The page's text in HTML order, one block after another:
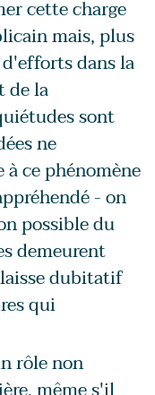
cette charge
mais, plus
dans la
de la
sont
ne
ce phénomène
- on
possible du
demeurent
dubitatif
qui
rôle non